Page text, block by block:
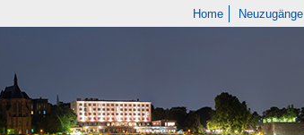
Home Neuzugänge